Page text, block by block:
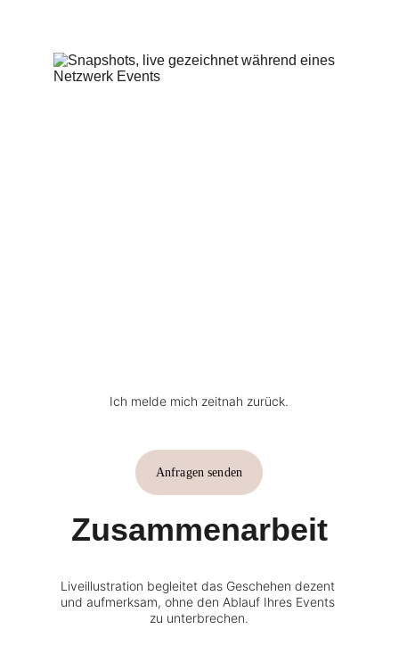
Anfragen senden
Ich melde mich zeitnah zurück.
Zusammenarbeit
Liveillustration begleitet das Geschehen dezent
und aufmerksam, ohne den Ablauf Ihres Events
zu unterbrechen.